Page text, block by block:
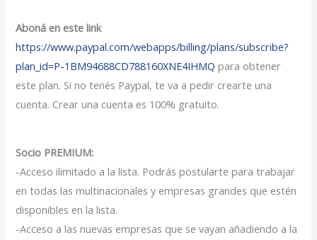
Aboná en este link
https://www.paypal.com/webapps/billing/plans/subscribe?
plan_id=P-1BM94688CD788160XNE4IHMQ para obtener
este plan. Si no tenés Paypal, te va a pedir crearte una
cuenta. Crear una cuenta es 100% gratuito.
Socio PREMIUM:
-Acceso ilimitado a la lista. Podrás postularte para trabajar
en todas las multinacionales y empresas grandes que estén
disponibles en la lista.
-Acceso a las nuevas empresas que se vayan añadiendo a la